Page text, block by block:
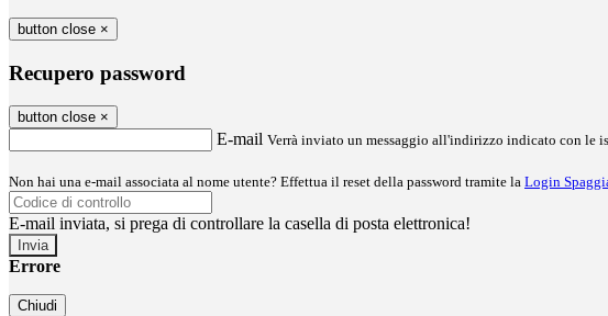
button close ×
Recupero password
button close ×
E-mail Verrà inviato un messaggio all'indirizzo indicato con le
Non hai una e-mail associata al nome utente? Effettua il reset della password tramite la Login
E-mail inviata, si prega di controllare la casella di posta elettronica!
Errore
Chiudi